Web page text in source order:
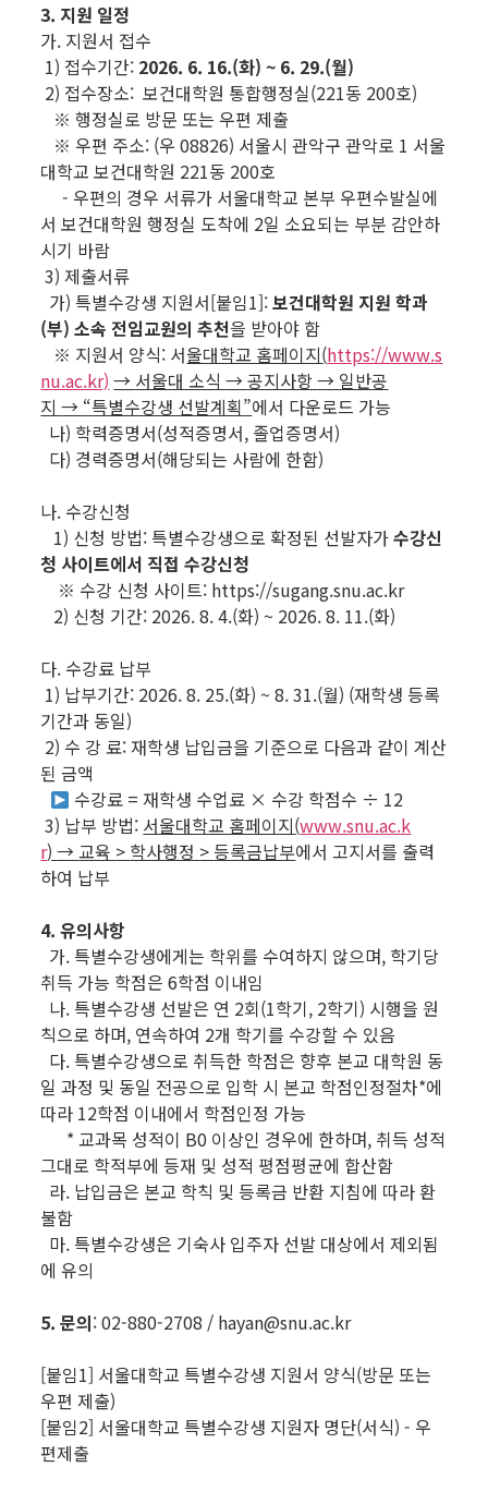
3. 지원 일정
가. 지원서 접수
1) 접수기간: 2026. 6. 16.(화) ~ 6. 29.(월)
2) 접수장소: 보건대학원 통합행정실(221동 200호)
※ 행정실로 방문 또는 우편 제출
※ 우편 주소: (우 08826) 서울시 관악구 관악로 1 서울
대학교 보건대학원 221동 200호
- 우편의 경우 서류가 서울대학교 본부 우편수발실에
서 보건대학원 행정실 도착에 2일 소요되는 부분 감안하
시기 바람
3) 제출서류
가) 특별수강생 지원서[붙임1]:보건대학원 지원 학과
(부) 소속 전임교원의 추천을 받아야 함
※ 지원서 양식: 서울대학교 홈페이지(https://www.s
nu.ac.kr) → 서울대 소식→공지사항→ 일반공
지→ “특별수강생 선발계획”에서 다운로드 가능
나) 학력증명서(성적증명서, 졸업증명서)
다) 경력증명서(해당되는 사람에 한함)
나. 수강신청
1) 신청 방법: 특별수강생으로 확정된 선발자가수강신
청 사이트에서 직접 수강신청
※ 수강 신청 사이트: https://sugang.snu.ac.kr
2) 신청 기간: 2026. 8. 4.(화) ~ 2026. 8. 11.(화)
다. 수강료 납부
1) 납부기간: 2026. 8. 25.(화) ~ 8. 31.(월) (재학생 등록
기간과 동일)
2) 수 강 료: 재학생 납입금을 기준으로 다음과 같이 계산
된 금액
수강료 = 재학생 수업료 × 수강 학점수 ÷ 12
3) 납부 방법: 서울대학교 홈페이지(www.snu.ac.k
r)→교육 > 학사행정 > 등록금납부에서 고지서를 출력
하여 납부
4. 유의사항
가. 특별수강생에게는 학위를 수여하지 않으며, 학기당
취득 가능 학점은 6학점 이내임
나. 특별수강생 선발은 연 2회(1학기, 2학기) 시행을 원
칙으로 하며, 연속하여 2개 학기를 수강할 수 있음
다. 특별수강생으로 취득한 학점은 향후 본교 대학원 동
일 과정 및 동일 전공으로 입학 시 본교 학점인정절차*에
따라 12학점 이내에서 학점인정 가능
* 교과목 성적이 B0 이상인 경우에 한하며, 취득 성적
그대로 학적부에 등재 및 성적 평점평균에 합산함
라. 납입금은 본교 학칙 및 등록금 반환 지침에 따라 환
불함
마. 특별수강생은 기숙사 입주자 선발 대상에서 제외됨
에 유의
5. 문의: 02-880-2708 / hayan@snu.ac.kr
[붙임1] 서울대학교 특별수강생 지원서 양식(방문 또는
우편 제출)
[붙임2] 서울대학교 특별수강생 지원자 명단(서식) - 우
편제출